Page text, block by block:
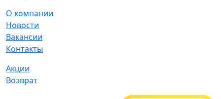
О компании
Новости
Вакансии
Контакты
Акции
Возврат